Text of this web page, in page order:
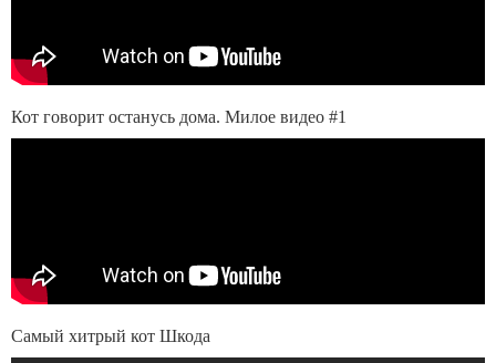
Кот говорит останусь дома. Милое видео #1
Самый хитрый кот Шкода